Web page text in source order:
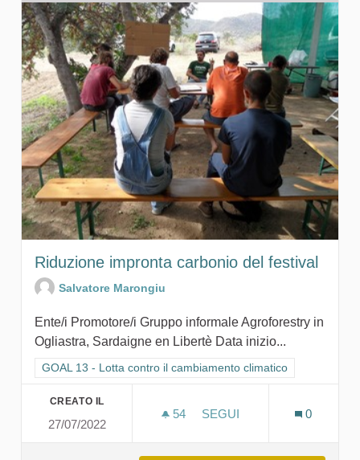
Riduzione impronta carbonio del festival
Salvatore Marongiu
Ente/i Promotore/i Gruppo informale Agroforestry in
Ogliastra, Sardaigne en Libertè Data inizio...
Filtra i risultati per categoria: GOAL 13 - Lotta contro il
GOAL 13 - Lotta contro il cambiamento climatico
CREATO IL
27/07/2022
54 54 SOSTENITORI
SEGUI
0